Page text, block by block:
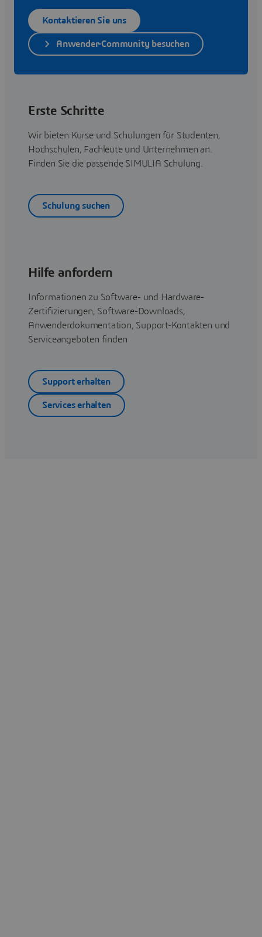
Kontaktieren Sie uns
Anwender-Community besuchen
Erste Schritte
Wir bieten Kurse und Schulungen für Studenten,
Hochschulen, Fachleute und Unternehmen an.
Finden Sie die passende SIMULIA Schulung.
Schulung suchen
Hilfe anfordern
Informationen zu Software- und Hardware-
Zertifizierungen, Software-Downloads,
Anwenderdokumentation, Support-Kontakten und
Serviceangeboten finden
Support erhalten
Services erhalten